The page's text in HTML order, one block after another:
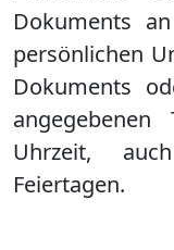
Dokuments
persönlichen
Dokuments
Uhrzeit,
Feiertagen.